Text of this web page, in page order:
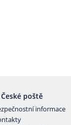
poště
informace